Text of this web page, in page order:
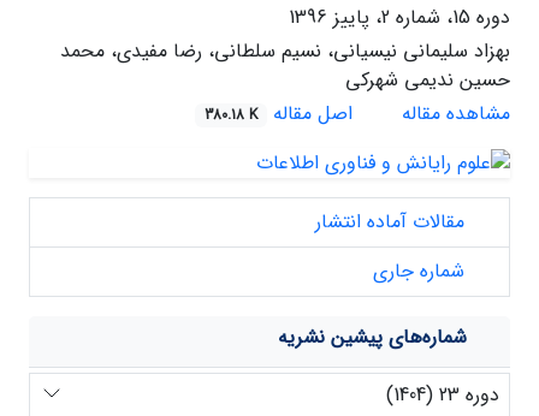
دوره 15، شماره 2، پاییز 1396
بهزاد سلیمانی نیسیانی، نسیم سلطانی، رضا مفیدی، محمد
حسین ندیمی شهرکی
مشاهده مقاله
اصل مقاله 380.18 K
مقالات آماده انتشار
شماره جاری
شماره‌های پیشین نشریه
دوره 23 (1404)